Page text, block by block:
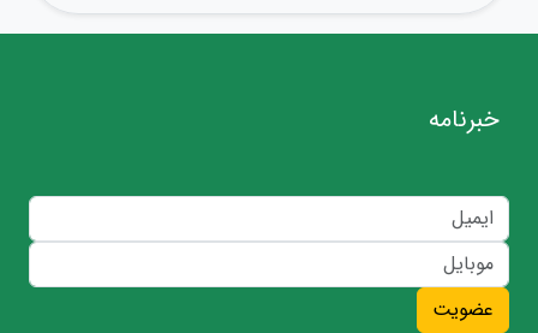
خبرنامه
عضویت